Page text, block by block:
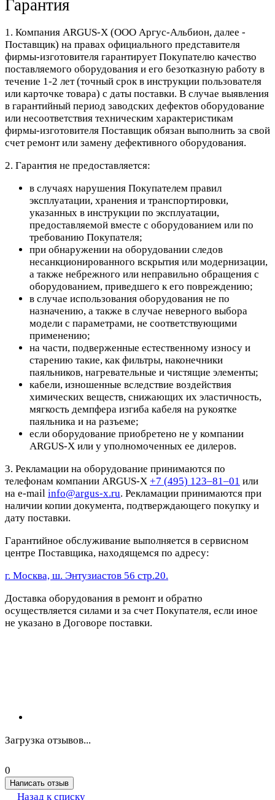
Гарантия
1. Компания ARGUS-X (ООО Аргус-Альбион, далее -
Поставщик) на правах официального представителя
фирмы-изготовителя гарантирует Покупателю качество
поставляемого оборудования и его безотказную работу в
течение 1-2 лет (точный срок в инструкции пользователя
или карточке товара) с даты поставки. В случае выявления
в гарантийный период заводских дефектов оборудование
или несоответствия техническим характеристикам
фирмы-изготовителя Поставщик обязан выполнить за свой
счет ремонт или замену дефективного оборудования.
2. Гарантия не предоставляется:
в случаях нарушения Покупателем правил
эксплуатации, хранения и транспортировки,
указанных в инструкции по эксплуатации,
предоставляемой вместе с оборудованием или по
требованию Покупателя;
при обнаружении на оборудовании следов
несанкционированного вскрытия или модернизации,
а также небрежного или неправильно обращения с
оборудованием, приведшего к его повреждению;
в случае использования оборудования не по
назначению, а также в случае неверного выбора
модели с параметрами, не соответствующими
применению;
на части, подверженные естественному износу и
старению такие, как фильтры, наконечники
паяльников, нагревательные и чистящие элементы;
кабели, изношенные вследствие воздействия
химических веществ, снижающих их эластичность,
мягкость демпфера изгиба кабеля на рукоятке
паяльника и на разъеме;
если оборудование приобретено не у компании
ARGUS-X или у уполномоченных ее дилеров.
3. Рекламации на оборудование принимаются по
телефонам компании ARGUS-X +7 (495) 123–81–01 или
на e-mail info@argus-x.ru. Рекламации принимаются при
наличии копии документа, подтверждающего покупку и
дату поставки.
Гарантийное обслуживание выполняется в сервисном
центре Поставщика, находящемся по адресу:
г. Москва, ш. Энтузиастов 56 стр.20.
Доставка оборудования в ремонт и обратно
осуществляется силами и за счет Покупателя, если иное
не указано в Договоре поставки.
Загрузка отзывов...
0
Написать отзыв
Назад к списку